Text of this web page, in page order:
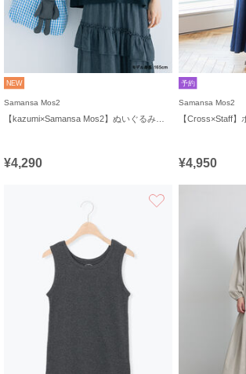
NEW
Samansa Mos2
¥4,290
予約
Samansa Mos2
¥4,950